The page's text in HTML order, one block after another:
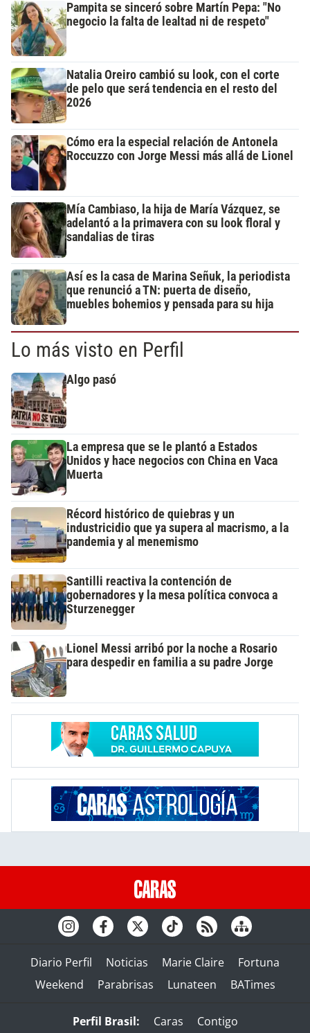
Pampita se sinceró sobre Martín Pepa: "No
negocio la falta de lealtad ni de respeto"
Natalia Oreiro cambió su look, con el corte
de pelo que será tendencia en el resto del
2026
Cómo era la especial relación de Antonela
Roccuzzo con Jorge Messi más allá de Lionel
Mía Cambiaso, la hija de María Vázquez, se
adelantó a la primavera con su look floral y
sandalias de tiras
Así es la casa de Marina Señuk, la periodista
que renunció a TN: puerta de diseño,
muebles bohemios y pensada para su hija
Lo más visto en Perfil
Algo pasó
La empresa que se le plantó a Estados
Unidos y hace negocios con China en Vaca
Muerta
Récord histórico de quiebras y un
industricidio que ya supera al macrismo, a la
pandemia y al menemismo
Santilli reactiva la contención de
gobernadores y la mesa política convoca a
Sturzenegger
Lionel Messi arribó por la noche a Rosario
para despedir en familia a su padre Jorge
Diario Perfil Noticias Marie Claire
Fortuna
Weekend
Parabrisas Lunateen BATimes
Perfil Brasil: Caras Contigo